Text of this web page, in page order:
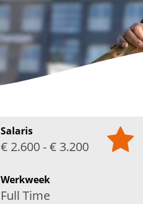
Salaris
€ 2.600 - € 3.200
Werkweek
Full Time